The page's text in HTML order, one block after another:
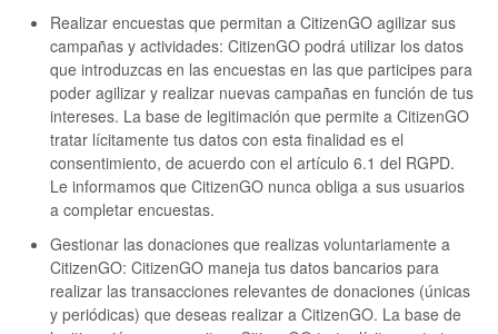
Realizar encuestas que permitan a CitizenGO agilizar sus
campañas y actividades: CitizenGO podrá utilizar los datos
que introduzcas en las encuestas en las que participes para
poder agilizar y realizar nuevas campañas en función de tus
intereses. La base de legitimación que permite a CitizenGO
tratar lícitamente tus datos con esta finalidad es el
consentimiento, de acuerdo con el artículo 6.1 del RGPD.
Le informamos que CitizenGO nunca obliga a sus usuarios
a completar encuestas.
Gestionar las donaciones que realizas voluntariamente a
CitizenGO: CitizenGO maneja tus datos bancarios para
realizar las transacciones relevantes de donaciones (únicas
y periódicas) que deseas realizar a CitizenGO. La base de